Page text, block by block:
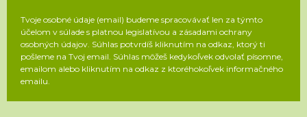
Tvoje osobné údaje (email) budeme spracovávať len za týmto
účelom v súlade s platnou legislatívou a zásadami ochrany
osobných údajov. Súhlas potvrdíš kliknutím na odkaz, ktorý ti
pošleme na Tvoj email. Súhlas môžeš kedykoľvek odvolať písomne,
emailom alebo kliknutím na odkaz z ktoréhokoľvek informačného
emailu.